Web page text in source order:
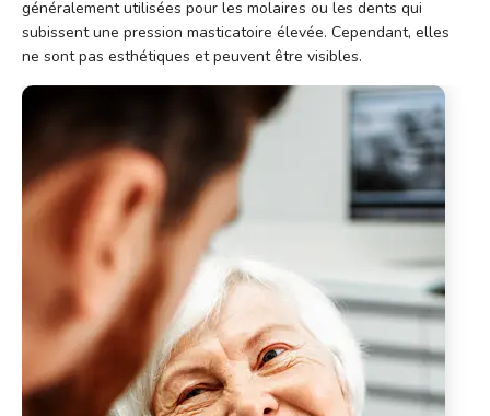
généralement utilisées pour les molaires ou les dents qui
subissent une pression masticatoire élevée. Cependant, elles
ne sont pas esthétiques et peuvent être visibles.